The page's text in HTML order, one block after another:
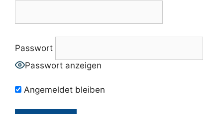
Passwort
Passwort anzeigen
Angemeldet bleiben